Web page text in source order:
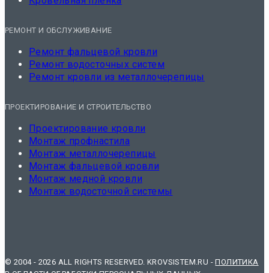
РЕМОНТ И ОБСЛУЖИВАНИЕ
Ремонт фальцевой кровли
Ремонт водосточных систем
Ремонт кровли из металлочерепицы
ПРОЕКТИРОВАНИЕ И СТРОИТЕЛЬСТВО
Проектирование кровли
Монтаж профнастила
Монтаж металлочерепицы
Монтаж фальцевой кровли
Монтаж медной кровли
Монтаж водосточной системы
© 2004 - 2026 ALL RIGHTS RESERVED. KROVSISTEM.RU -ПОЛИТИКА